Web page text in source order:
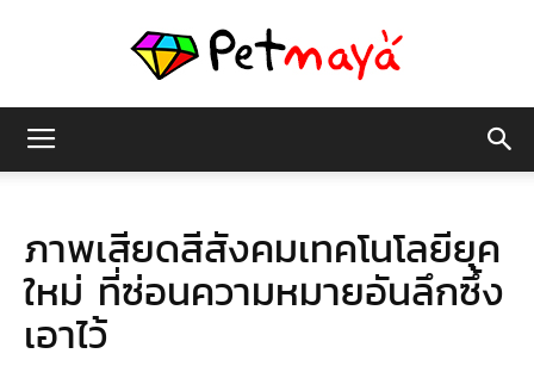
มายา
ภาพเสียดสีสังคมเทคโนโลยียุค
ใหม่ ที่ซ่อนความหมายอันลึกซึ้ง
เอาไว้